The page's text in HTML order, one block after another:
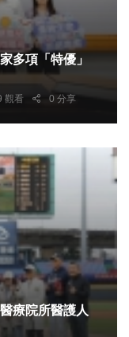
多項「特優」
觀看 0 分享
療院所醫護人